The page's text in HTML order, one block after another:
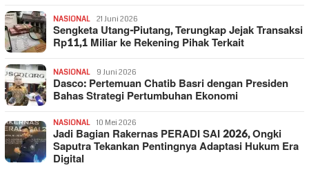
NASIONAL 21 Juni 2026
Sengketa Utang-Piutang, Terungkap Jejak Transaksi
Rp11,1 Miliar ke Rekening Pihak Terkait
NASIONAL 9 Juni 2026
Dasco: Pertemuan Chatib Basri dengan Presiden
Bahas Strategi Pertumbuhan Ekonomi
NASIONAL 10 Mei 2026
Jadi Bagian Rakernas PERADI SAI 2026, Ongki
Saputra Tekankan Pentingnya Adaptasi Hukum Era
Digital